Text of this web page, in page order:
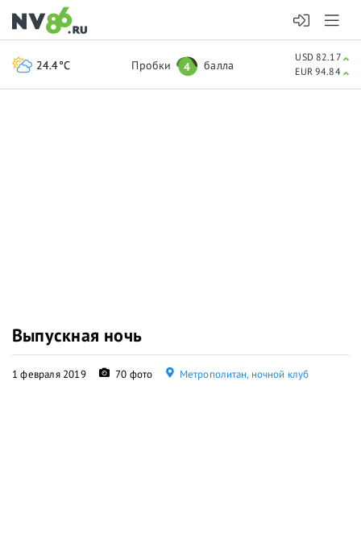
Выпускная ночь
1 февраля 2019 70 фото Метрополитан, ночной клуб
24.4°C Пробки 4 балла
USD 82.17
EUR 94.84